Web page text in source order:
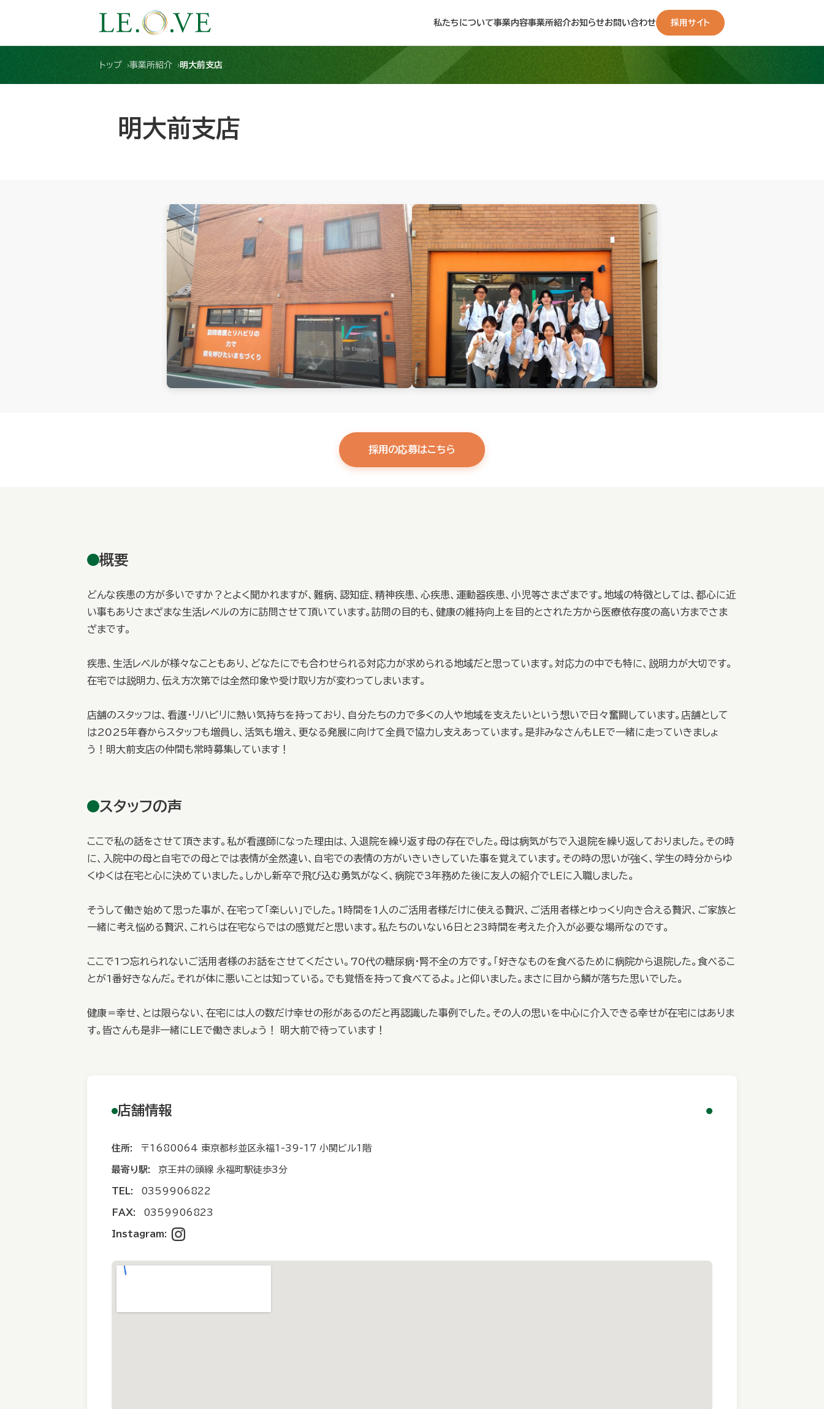
私たちについて事業内容事業所紹介お知らせお問い合わせ 採用サイト
トップ 事業所紹介 明大前支店
明大前支店
採用の応募はこちら
概要
どんな疾患の方が多いですか？とよく聞かれますが、難病、認知症、精神疾患、心疾患、運動器疾患、小児等さまざまです。地域の特徴としては、都心に近
い事もありさまざまな生活レベルの方に訪問させて頂いています。訪問の目的も、健康の維持向上を目的とされた方から医療依存度の高い方までさま
ざまです。
疾患、生活レベルが様々なこともあり、どなたにでも合わせられる対応力が求められる地域だと思っています。対応力の中でも特に、説明力が大切です。
在宅では説明力、伝え方次第では全然印象や受け取り方が変わってしまいます。
店舗のスタッフは、看護・リハビリに熱い気持ちを持っており、自分たちの力で多くの人や地域を支えたいという想いで日々奮闘しています。店舗として
は2025年春からスタッフも増員し、活気も増え、更なる発展に向けて全員で協力し支えあっています。是非みなさんもLEで一緒に走っていきましょ
う！明大前支店の仲間も常時募集しています！
スタッフの声
ここで私の話をさせて頂きます。私が看護師になった理由は、入退院を繰り返す母の存在でした。母は病気がちで入退院を繰り返しておりました。その時
に、入院中の母と自宅での母とでは表情が全然違い、自宅での表情の方がいきいきしていた事を覚えています。その時の思いが強く、学生の時分からゆ
くゆくは在宅と心に決めていました。しかし新卒で飛び込む勇気がなく、病院で3年務めた後に友人の紹介でLEに入職しました。
そうして働き始めて思った事が、在宅って「楽しい」でした。1時間を1人のご活用者様だけに使える贅沢、ご活用者様とゆっくり向き合える贅沢、ご家族と
一緒に考え悩める贅沢、これらは在宅ならではの感覚だと思います。私たちのいない6日と23時間を考えた介入が必要な場所なのです。
ここで1つ忘れられないご活用者様のお話をさせてください。70代の糖尿病・腎不全の方です。「好きなものを食べるために病院から退院した。食べるこ
とが1番好きなんだ。それが体に悪いことは知っている。でも覚悟を持って食べてるよ。」と仰いました。まさに目から鱗が落ちた思いでした。
健康＝幸せ、とは限らない、在宅には人の数だけ幸せの形があるのだと再認識した事例でした。その人の思いを中心に介入できる幸せが在宅にはありま
す。皆さんも是非一緒にLEで働きましょう！ 明大前で待っています！
店舗情報
住所: 〒1680064 東京都杉並区永福1-39-17 小関ビル1階
最寄り駅: 京王井の頭線 永福町駅徒歩3分
TEL: 0359906822
FAX: 0359906823
Instagram: